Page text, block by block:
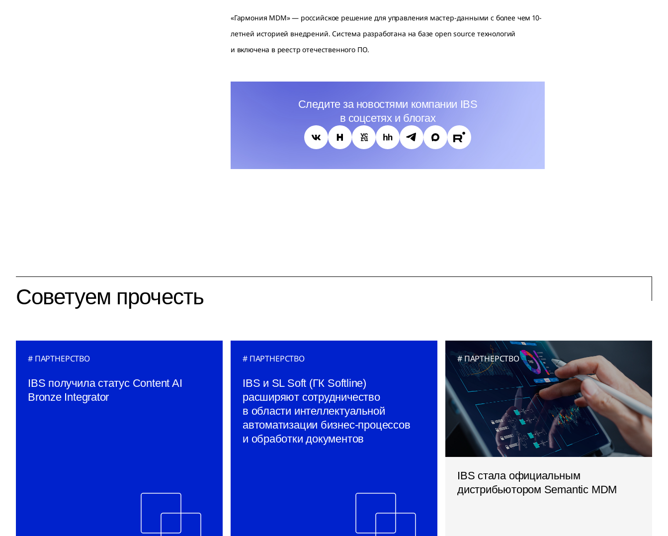
«Гармония MDM» — российское решение для управления мастер-данными с более чем 10-
летней историей внедрений. Система разработана на базе open source технологий
и включена в реестр отечественного ПО.
Следите за новостями компании IBS
в соцсетях и блогах
Советуем прочесть
ПАРТНЕРСТВО
IBS получила статус Content AI
Bronze Integrator
ПАРТНЕРСТВО
IBS и SL Soft (ГК Softline)
расширяют сотрудничество
в области интеллектуальной
автоматизации бизнес-процессов
и обработки документов
ПАРТНЕРСТВО
IBS стала официальным
дистрибьютором Semantic MDM